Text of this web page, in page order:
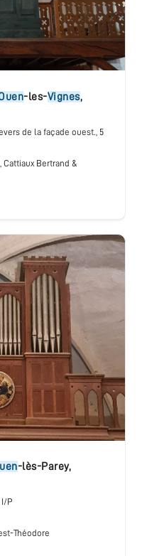
-les-Vignes,
de la façade ouest., 5
Cattiaux Bertrand &
-lès-Parey,
I/P
Théodore